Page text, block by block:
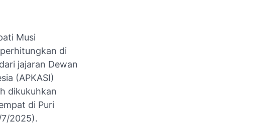
Musi
di
jajaran Dewan
(APKASI)
dikukuhkan
di Puri
7/2025).